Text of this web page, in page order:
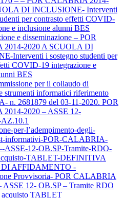
DI INCLUSIONE- Interventi
per contrasto effetti COVID-
e inclusione alunni BES
e disseminazione – POR
2020 A SCUOLA DI
Interventi i sostegno studenti per
COVID-19 integrazione e
BES
per il collaudo di
strumenti informatici riferimento
n. 2681879 del 03-11-2020. POR
2020 – ASSE 12-
per-l’adempimento-degli-
informativi-POR-CALABRIA-
ASSE-12-OB.SP-Tramite-RDO-
TABLET-DEFINITIVA
AFFIDAMENTO -
Provvisoria- POR CALABRIA
ASSE 12- OB.SP – Tramite RDO
TABLET